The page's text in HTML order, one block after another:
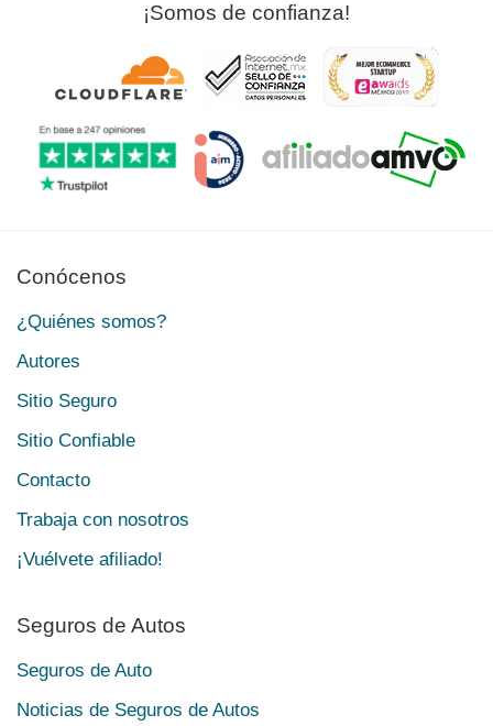
¡Somos de confianza!
Conócenos
¿Quiénes somos?
Autores
Sitio Seguro
Sitio Confiable
Contacto
Trabaja con nosotros
¡Vuélvete afiliado!
Seguros de Autos
Seguros de Auto
Noticias de Seguros de Autos